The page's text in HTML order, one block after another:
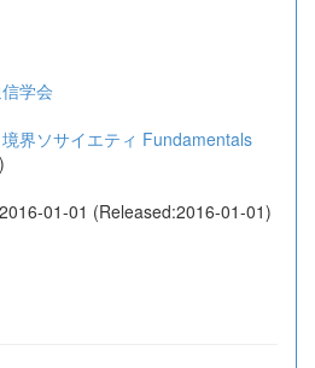
学会
界ソサイエティ Fundamentals
)
01-01 (Released:2016-01-01)